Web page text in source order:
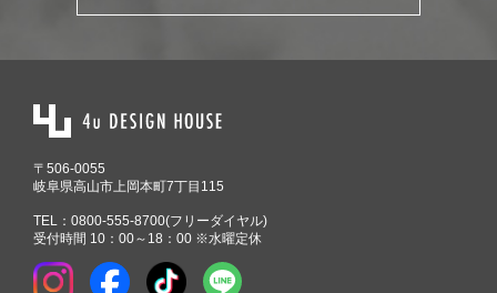
〒506-0055
岐阜県高山市上岡本町7丁目115
TEL： 0800-555-8700(フリーダイヤル)
受付時間 10：00～18：00 ※水曜定休